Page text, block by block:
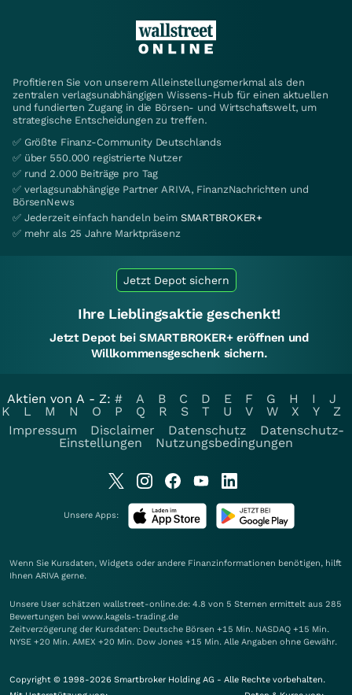
Profitieren Sie von unserem Alleinstellungsmerkmal als den
zentralen verlagsunabhängigen Wissens-Hub für einen aktuellen
und fundierten Zugang in die Börsen- und Wirtschaftswelt, um
strategische Entscheidungen zu treffen.
✅ Größte Finanz-Community Deutschlands
✅ über 550.000 registrierte Nutzer
✅ rund 2.000 Beiträge pro Tag
✅ verlagsunabhängige Partner ARIVA, FinanzNachrichten und
BörsenNews
✅ Jederzeit einfach handeln beim SMARTBROKER+
✅ mehr als 25 Jahre Marktpräsenz
Jetzt Depot sichern
Ihre Lieblingsaktie geschenkt!
Jetzt Depot bei SMARTBROKER+ eröffnen und
Willkommensgeschenk sichern.
Aktien von A - Z: # A B C D E F G H I
J
K
L M N O P Q R S T U V W X Y
Z
Impressum
Disclaimer Datenschutz
Datenschutz-
Einstellungen
Nutzungsbedingungen
Unsere Apps:
Wenn Sie Kursdaten, Widgets oder andere Finanzinformationen benötigen, hilft
Ihnen ARIVA gerne.
Unsere User schätzen wallstreet-online.de: 4.8 von 5 Sternen ermittelt aus 285
Bewertungen bei www.kagels-trading.de
Zeitverzögerung der Kursdaten: Deutsche Börsen +15 Min. NASDAQ +15 Min.
NYSE +20 Min. AMEX +20 Min. Dow Jones +15 Min. Alle Angaben ohne Gewähr.
Copyright © 1998-2026 Smartbroker Holding AG - Alle Rechte vorbehalten.